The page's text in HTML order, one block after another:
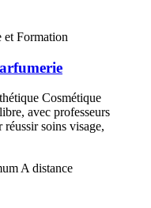
et Formation
Cosmétique
avec professeurs
soins visage,
A distance